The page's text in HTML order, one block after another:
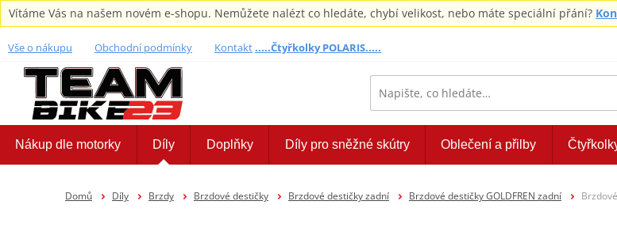
Vítáme Vás na našem novém e-shopu. Nemůžete nalézt co hledáte, chybí velikost, nebo máte speciální přání?
Vše o nákupu Obchodní podmínky Kontakt.....Čtyřkolky POLARIS.....
Nákup dle motorky Díly Doplňky Díly pro sněžné skútry Oblečení a přilby
Domů Díly Brzdy Brzdové destičky Brzdové destičky zadní Brzdové destičky GOLDFREN zadní